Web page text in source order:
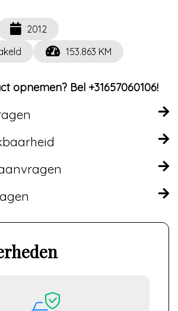
2012
153.863 KM
opnemen? Bel +31657060106!